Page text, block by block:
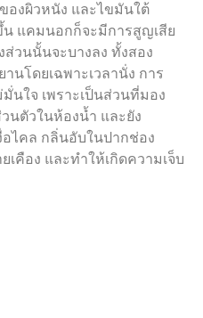
องผิวหนัง และไขมันใต้
น แคมนอกก็จะมีการสูญเสีย
วนนั้นจะบางลง ทั้งสอง
นโดยเฉพาะเวลานั่ง การ
นใจ เพราะเป็นส่วนที่มอง
นตัวในห้องน้ำ และยัง
อไคล กลิ่นอับในปากช่อง
เคือง และทำให้เกิดความเจ็บ